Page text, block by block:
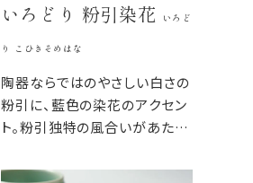
いろどり 粉引染花 いろど
り こひきそめはな
陶器ならではのやさしい白さの
粉引に、藍色の染花のアクセン
ト。粉引独特の風合いがあたた
と染花の藍色が食卓を明るくし